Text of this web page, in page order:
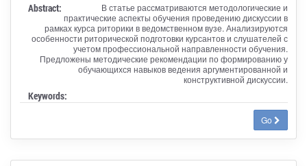
Abstract:
В статье рассматриваются методологические и
практические аспекты обучения проведению дискуссии в
рамках курса риторики в ведомственном вузе. Анализируются
особенности риторической подготовки курсантов и слушателей с
учетом профессиональной направленности обучения.
Предложены методические рекомендации по формированию у
обучающихся навыков ведения аргументированной и
конструктивной дискуссии.
Keywords:
Go